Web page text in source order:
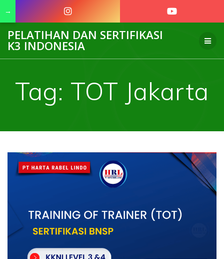
to
PELATIHAN DAN SERTIFIKASI
K3 INDONESIA
Tag: TOT Jakarta
→